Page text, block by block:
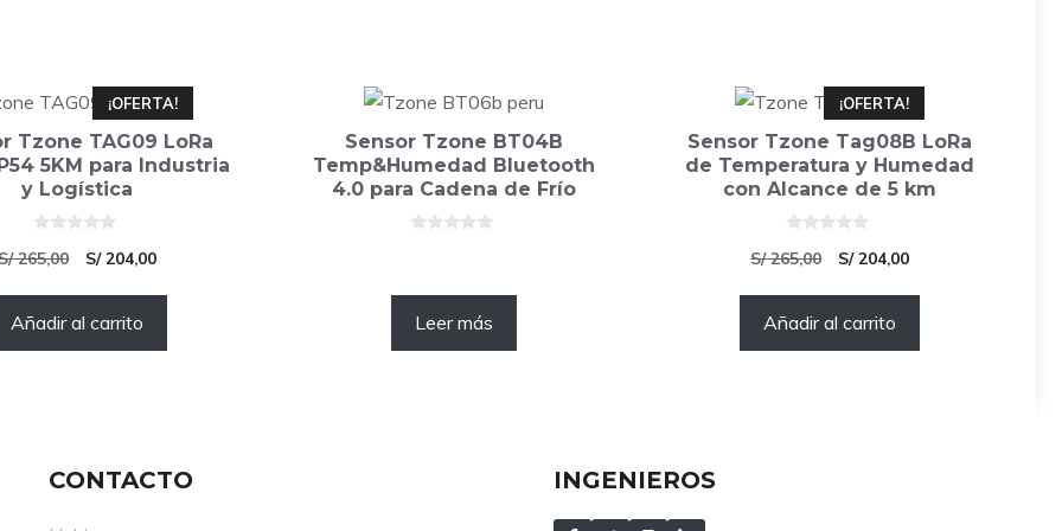
¡OFERTA!
Tzone TAG09 LoRa
5KM para Industria
y Logística
d
265,00
El
original
era:
S/204,00El
es:
Añadir al carrito
Sensor Tzone BT04B
Temp&Humedad Bluetooth
4.0 para Cadena de Frío
Leer más
¡OFERTA!
Sensor Tzone Tag08B LoRa
de Temperatura y Humedad
con Alcance de 5 km
d
S/265,00
El
original
era:
S/204,00El
es:
Añadir al carrito
CONTACTO INGENIEROS